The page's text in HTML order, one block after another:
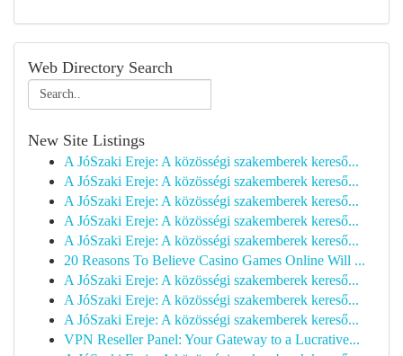
Web Directory Search
New Site Listings
A JóSzaki Ereje: A közösségi szakemberek kereső...
A JóSzaki Ereje: A közösségi szakemberek kereső...
A JóSzaki Ereje: A közösségi szakemberek kereső...
A JóSzaki Ereje: A közösségi szakemberek kereső...
A JóSzaki Ereje: A közösségi szakemberek kereső...
20 Reasons To Believe Casino Games Online Will ...
A JóSzaki Ereje: A közösségi szakemberek kereső...
A JóSzaki Ereje: A közösségi szakemberek kereső...
A JóSzaki Ereje: A közösségi szakemberek kereső...
VPN Reseller Panel: Your Gateway to a Lucrative...